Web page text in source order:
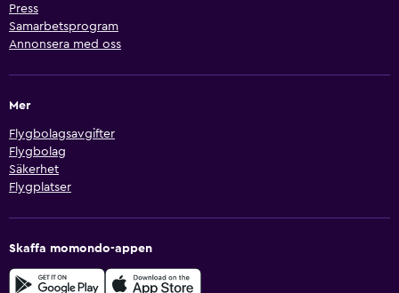
Press
Samarbetsprogram
Annonsera med oss
Mer
Flygbolagsavgifter
Flygbolag
Säkerhet
Flygplatser
Skaffa momondo-appen